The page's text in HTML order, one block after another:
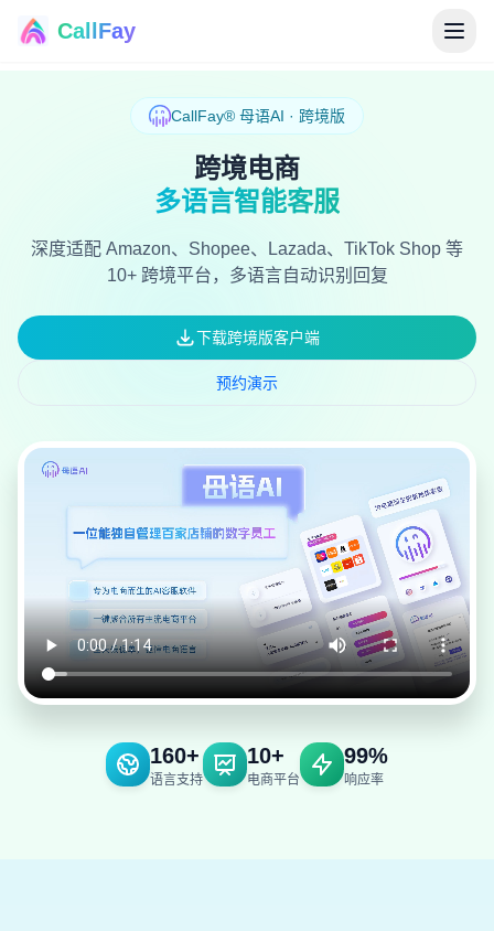
CallFay
CallFay® 母语AI · 跨境版
跨境电商
多语言智能客服
深度适配 Amazon、Shopee、Lazada、TikTok Shop 等
10+ 跨境平台，多语言自动识别回复
下载跨境版客户端
预约演示
160+
语言支持
10+
电商平台
99%
响应率